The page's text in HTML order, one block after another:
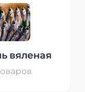
вяленая